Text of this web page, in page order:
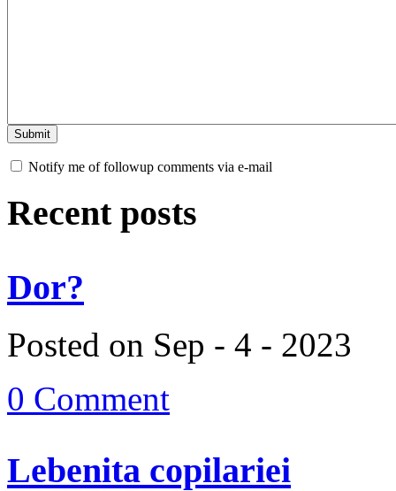
Notify me of followup comments via e-mail
Recent posts
Dor?
Posted on Sep - 4 - 2023
0 Comment
Lebenita copilariei